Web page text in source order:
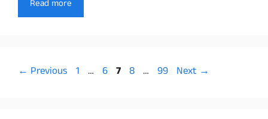
Read more
← Previous Page
1 … Page
6 Page
7 Page
8 … Page
99 Next →